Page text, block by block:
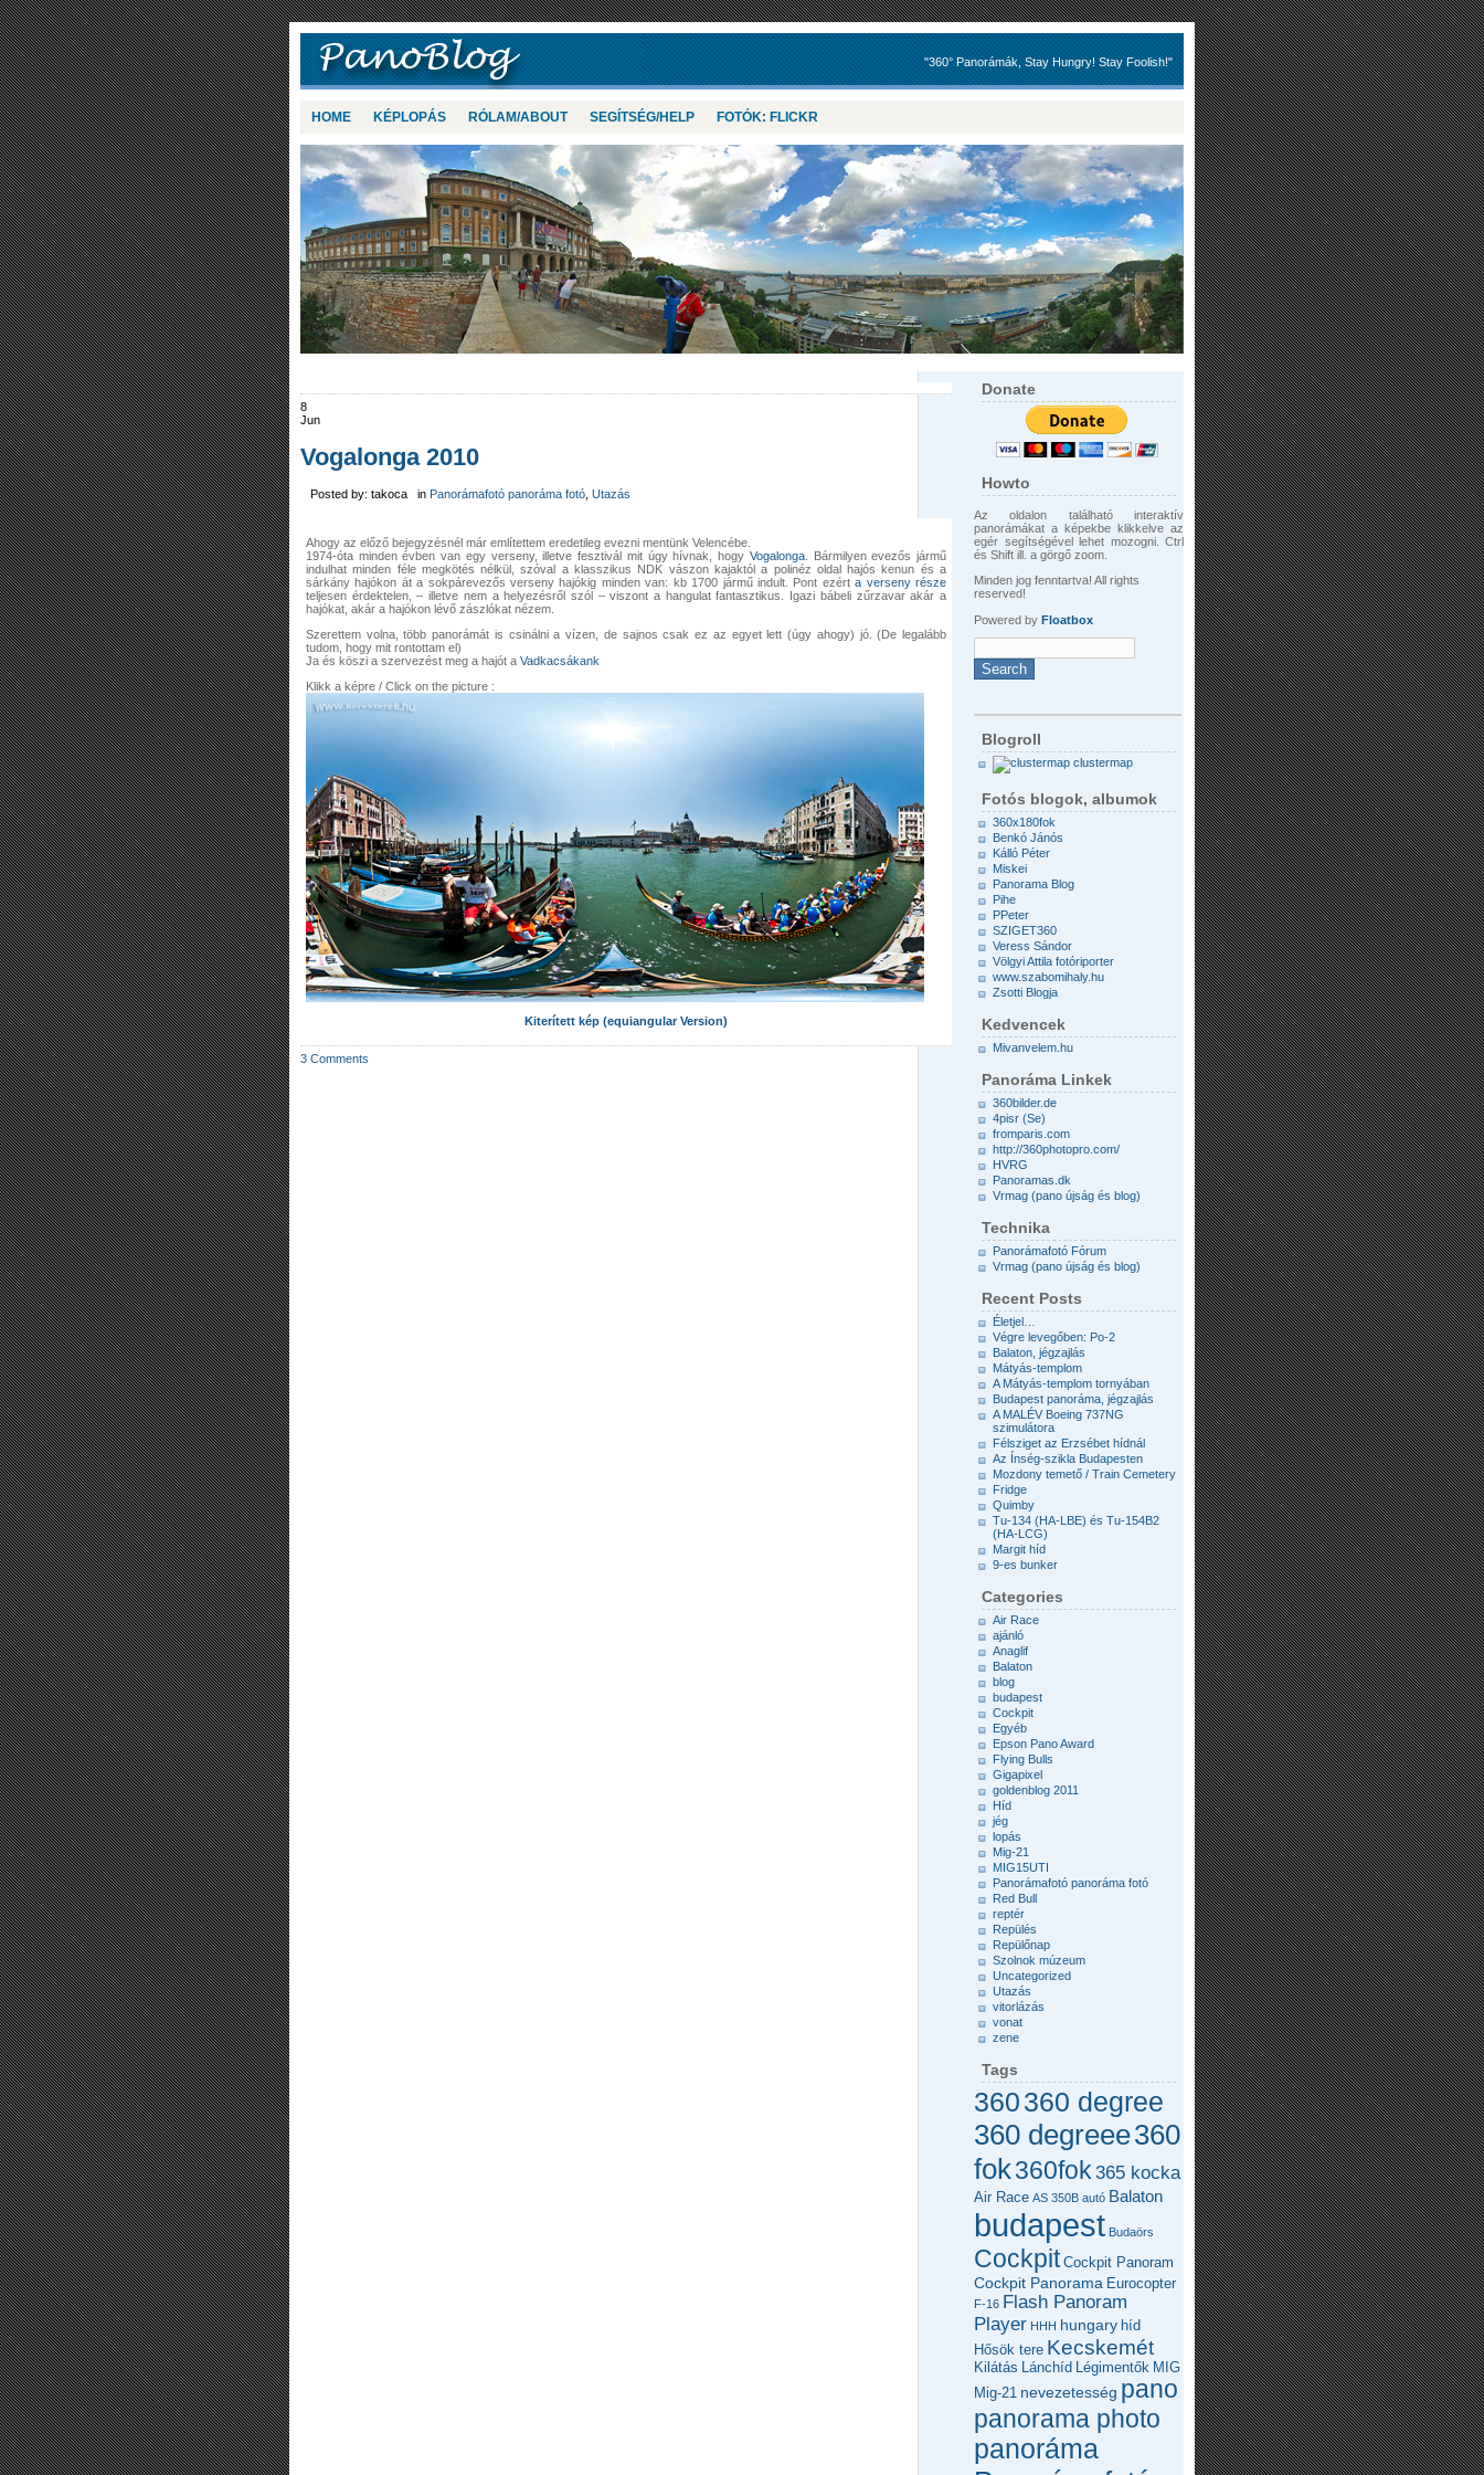
"360° Panorámák, Stay Hungry! Stay Foolish!"
HOME KÉPLOPÁS RÓLAM/ABOUT SEGÍTSÉG/HELP FOTÓK: FLICKR
8
Jun
Vogalonga 2010
Posted by: takoca in Panorámafotó panoráma fotó, Utazás
Ahogy az előző bejegyzésnél már említettem eredetileg evezni mentünk Velencébe.
1974-óta minden évben van egy verseny, illetve fesztivál mit úgy hívnak, hogy Vogalonga. Bármilyen evezős jármű
indulhat minden féle megkötés nélkül, szóval a klasszikus NDK vászon kajaktól a polinéz oldal hajós kenun és a
sárkány hajókon át a sokpárevezős verseny hajókig minden van: kb 1700 jármű indult. Pont ezérta verseny része
teljesen érdektelen, – illetve nem a helyezésről szól – viszont a hangulat fantasztikus. Igazi bábeli zűrzavar akár a
hajókat, akár a hajókon lévő zászlókat nézem.
Szerettem volna, több panorámát is csinálni a vízen, de sajnos csak ez az egyet lett (úgy ahogy) jó. (De legalább
tudom, hogy mit rontottam el)
Ja és köszi a szervezést meg a hajót a Vadkacsákank
Klikk a képre / Click on the picture :
Kiterített kép (equiangular Version)
3 Comments
Donate
Howto
Az oldalon található interaktív
panorámákat a képekbe klikkelve az
egér segítségével lehet mozogni. Ctrl
és Shift ill. a görgő zoom.
Minden jog fenntartva! All rights
reserved!
Powered by Floatbox
Blogroll
clustermap
Fotós blogok, albumok
360x180fok
Benkó Jánós
Kálló Péter
Miskei
Panorama Blog
Pihe
PPeter
SZIGET360
Veress Sándor
Völgyi Attila fotóriporter
www.szabomihaly.hu
Zsotti Blogja
Kedvencek
Mivanvelem.hu
Panoráma Linkek
360bilder.de
4pisr (Se)
fromparis.com
http://360photopro.com/
HVRG
Panoramas.dk
Vrmag (pano újság és blog)
Technika
Panorámafotó Fórum
Vrmag (pano újság és blog)
Recent Posts
Életjel…
Végre levegőben: Po-2
Balaton, jégzajlás
Mátyás-templom
A Mátyás-templom tornyában
Budapest panoráma, jégzajlás
A MALÉV Boeing 737NG
szimulátora
Félsziget az Erzsébet hídnál
Az Ínség-szikla Budapesten
Mozdony temető / Train Cemetery
Fridge
Quimby
Tu-134 (HA-LBE) és Tu-154B2
(HA-LCG)
Margit híd
9-es bunker
Categories
Air Race
ajánló
Anaglif
Balaton
blog
budapest
Cockpit
Egyéb
Epson Pano Award
Flying Bulls
Gigapixel
goldenblog 2011
Híd
jég
lopás
Mig-21
MIG15UTI
Panorámafotó panoráma fotó
Red Bull
reptér
Repülés
Repülőnap
Szolnok múzeum
Uncategorized
Utazás
vitorlázás
vonat
zene
Tags
360360 degree
360 degreee360
fok360fok365 kocka
Air Race AS 350B autó Balaton
budapest Budaörs
Cockpit Cockpit Panoram
Cockpit Panorama Eurocopter
F-16 Flash Panoram
Player HHH hungary híd
Hősök tere Kecskemét
Kilátás Lánchíd Légimentők MIG
Mig-21 nevezetesség pano
panorama photo
panoráma